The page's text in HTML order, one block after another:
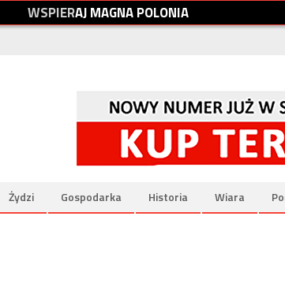
WSPIERAJMAGNAPOLONIA
Żydzi Gospodarka Historia Wiara